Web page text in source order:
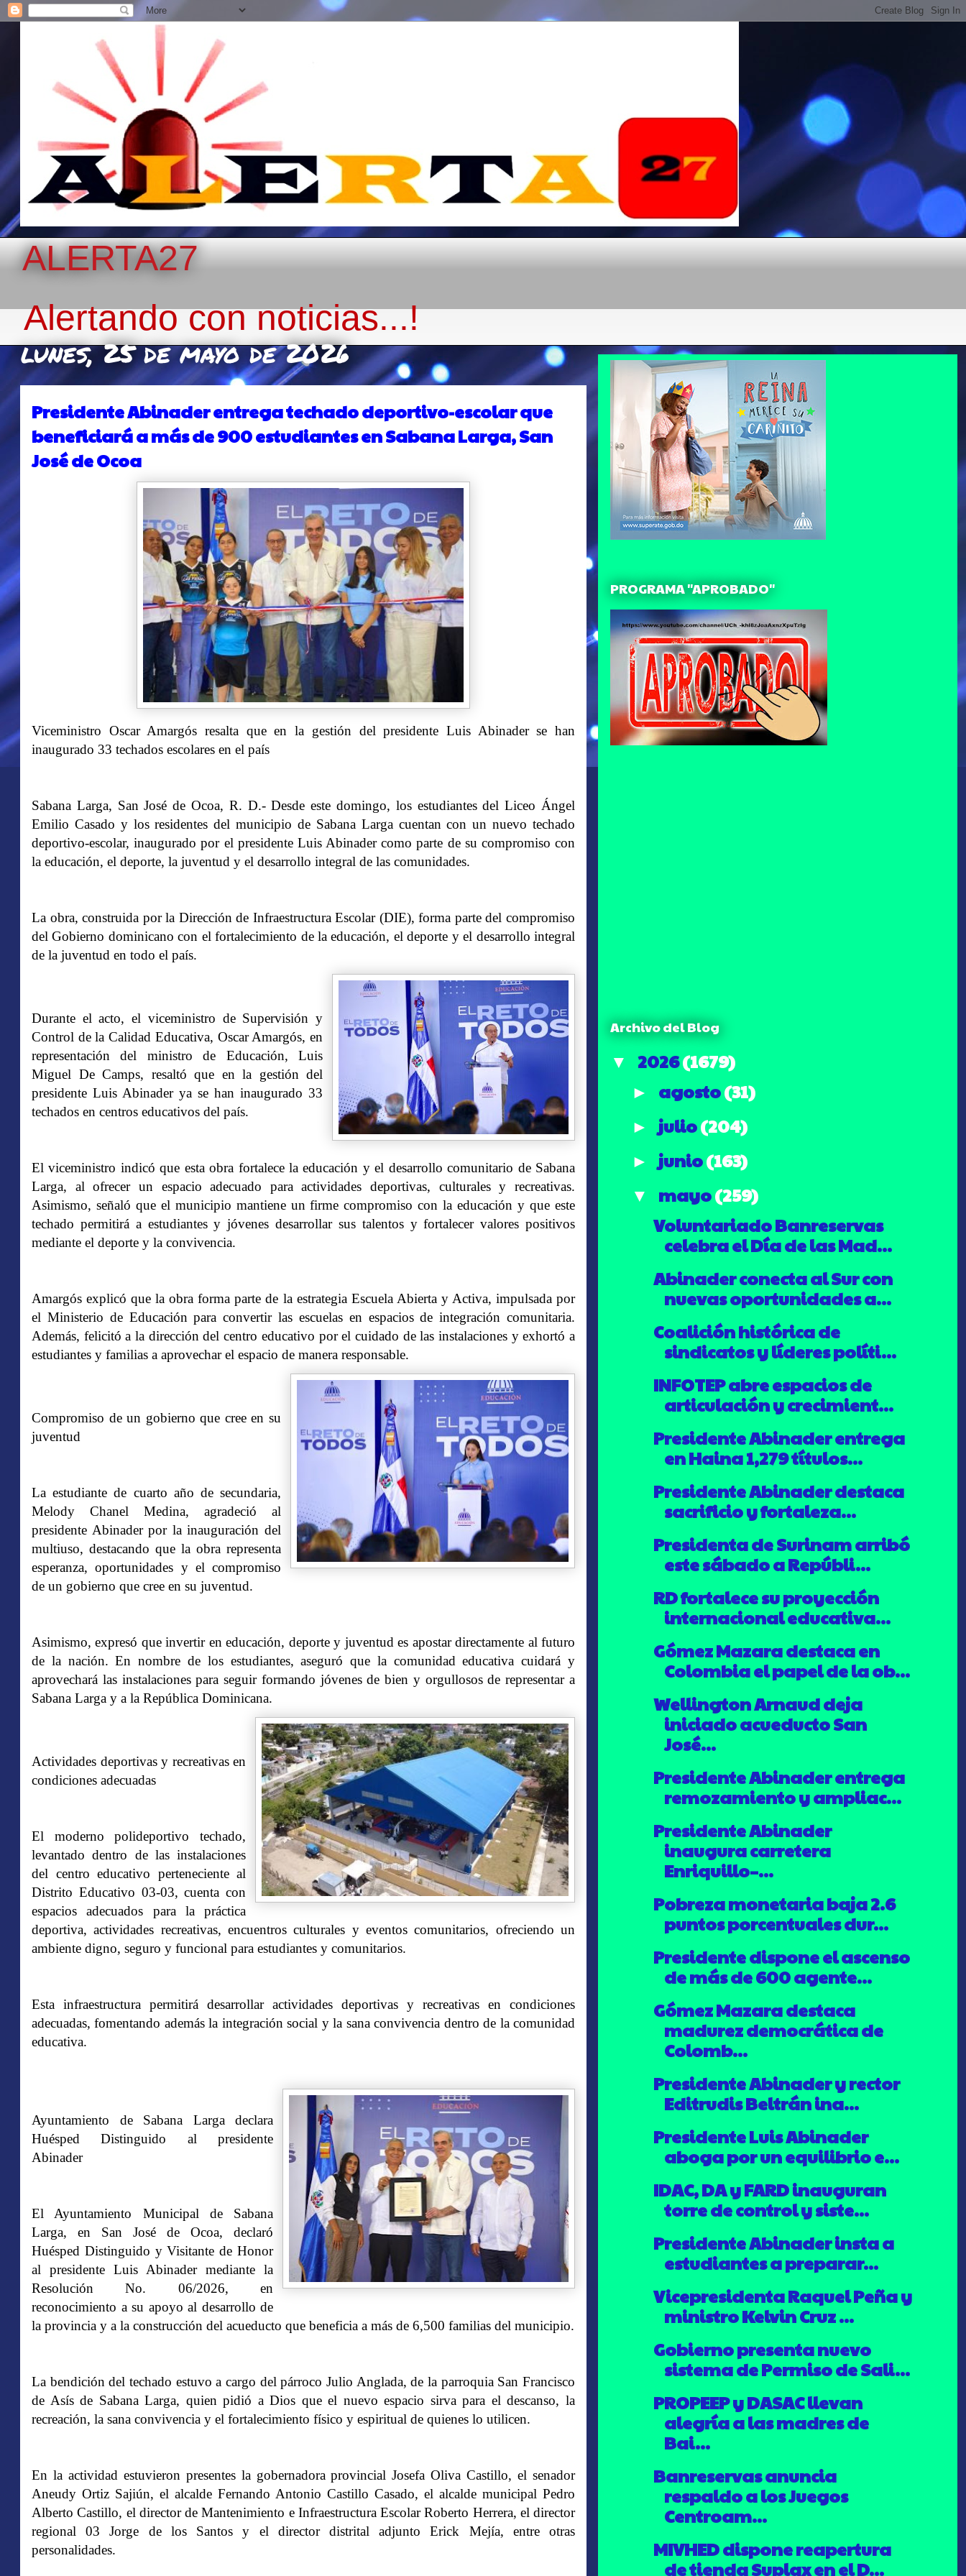
ALERTA27
Alertando con noticias...!
lunes, 25 de mayo de 2026
Presidente Abinader entrega techado deportivo-escolar que
beneficiará a más de 900 estudiantes en Sabana Larga, San
José de Ocoa
Viceministro Oscar Amargós resalta que en la gestión del presidente Luis Abinader se han
inaugurado 33 techados escolares en el país
Sabana Larga, San José de Ocoa, R. D.- Desde este domingo, los estudiantes del Liceo Ángel
Emilio Casado y los residentes del municipio de Sabana Larga cuentan con un nuevo techado
deportivo-escolar, inaugurado por el presidente Luis Abinader como parte de su compromiso con
la educación, el deporte, la juventud y el desarrollo integral de las comunidades.
La obra, construida por la Dirección de Infraestructura Escolar (DIE), forma parte del compromiso
del Gobierno dominicano con el fortalecimiento de la educación, el deporte y el desarrollo integral
de la juventud en todo el país.
Durante el acto, el viceministro de Supervisión y
Control de la Calidad Educativa, Oscar Amargós, en
representación del ministro de Educación, Luis
Miguel De Camps, resaltó que en la gestión del
presidente Luis Abinader ya se han inaugurado 33
techados en centros educativos del país.
El viceministro indicó que esta obra fortalece la educación y el desarrollo comunitario de Sabana
Larga, al ofrecer un espacio adecuado para actividades deportivas, culturales y recreativas.
Asimismo, señaló que el municipio mantiene un firme compromiso con la educación y que este
techado permitirá a estudiantes y jóvenes desarrollar sus talentos y fortalecer valores positivos
mediante el deporte y la convivencia.
Amargós explicó que la obra forma parte de la estrategia Escuela Abierta y Activa, impulsada por
el Ministerio de Educación para convertir las escuelas en espacios de integración comunitaria.
Además, felicitó a la dirección del centro educativo por el cuidado de las instalaciones y exhortó a
estudiantes y familias a aprovechar el espacio de manera responsable.
Compromiso de un gobierno que cree en su
juventud
La estudiante de cuarto año de secundaria,
Melody Chanel Medina, agradeció al
presidente Abinader por la inauguración del
multiuso, destacando que la obra representa
esperanza, oportunidades y el compromiso
de un gobierno que cree en su juventud.
Asimismo, expresó que invertir en educación, deporte y juventud es apostar directamente al futuro
de la nación. En nombre de los estudiantes, aseguró que la comunidad educativa cuidará y
aprovechará las instalaciones para seguir formando jóvenes de bien y orgullosos de representar a
Sabana Larga y a la República Dominicana.
Actividades deportivas y recreativas en
condiciones adecuadas
El moderno polideportivo techado,
levantado dentro de las instalaciones
del centro educativo perteneciente al
Distrito Educativo 03-03, cuenta con
espacios adecuados para la práctica
deportiva, actividades recreativas, encuentros culturales y eventos comunitarios, ofreciendo un
ambiente digno, seguro y funcional para estudiantes y comunitarios.
Esta infraestructura permitirá desarrollar actividades deportivas y recreativas en condiciones
adecuadas, fomentando además la integración social y la sana convivencia dentro de la comunidad
educativa.
Ayuntamiento de Sabana Larga declara
Huésped Distinguido al presidente
Abinader
El Ayuntamiento Municipal de Sabana
Larga, en San José de Ocoa, declaró
Huésped Distinguido y Visitante de Honor
al presidente Luis Abinader mediante la
Resolución No. 06/2026, en
reconocimiento a su apoyo al desarrollo de
la provincia y a la construcción del acueducto que beneficia a más de 6,500 familias del municipio.
La bendición del techado estuvo a cargo del párroco Julio Anglada, de la parroquia San Francisco
de Asís de Sabana Larga, quien pidió a Dios que el nuevo espacio sirva para el descanso, la
recreación, la sana convivencia y el fortalecimiento físico y espiritual de quienes lo utilicen.
En la actividad estuvieron presentes la gobernadora provincial Josefa Oliva Castillo, el senador
Aneudy Ortiz Sajiún, el alcalde Fernando Antonio Castillo Casado, el alcalde municipal Pedro
Alberto Castillo, el director de Mantenimiento e Infraestructura Escolar Roberto Herrera, el director
regional 03 Jorge de los Santos y el director distrital adjunto Erick Mejía, entre otras
personalidades.
PROGRAMA "APROBADO"
Archivo del Blog
▼ 2026(1679)
► agosto(31)
► julio(204)
► junio(163)
▼ mayo(259)
Voluntariado Banreservas
celebra el Día de las Mad...
Abinader conecta al Sur con
nuevas oportunidades a...
Coalición histórica de
sindicatos y líderes políti...
INFOTEP abre espacios de
articulación y crecimient...
Presidente Abinader entrega
en Haina 1,279 títulos...
Presidente Abinader destaca
sacrificio y fortaleza...
Presidenta de Surinam arribó
este sábado a Repúbli...
RD fortalece su proyección
internacional educativa...
Gómez Mazara destaca en
Colombia el papel de la ob...
Wellington Arnaud deja
iniciado acueducto San
José...
Presidente Abinader entrega
remozamiento y ampliac...
Presidente Abinader
inaugura carretera
Enriquillo–...
Pobreza monetaria baja 2.6
puntos porcentuales dur...
Presidente dispone el ascenso
de más de 600 agente...
Gómez Mazara destaca
madurez democrática de
Colomb...
Presidente Abinader y rector
Editrudis Beltrán ina...
Presidente Luis Abinader
aboga por un equilibrio e...
IDAC, DA y FARD inauguran
torre de control y siste...
Presidente Abinader insta a
estudiantes a preparar...
Vicepresidenta Raquel Peña y
ministro Kelvin Cruz ...
Gobierno presenta nuevo
sistema de Permiso de Sali...
PROPEEP y DASAC llevan
alegría a las madres de
Bai...
Banreservas anuncia
respaldo a los Juegos
Centroam...
MIVHED dispone reapertura
de tienda Suplax en el D...